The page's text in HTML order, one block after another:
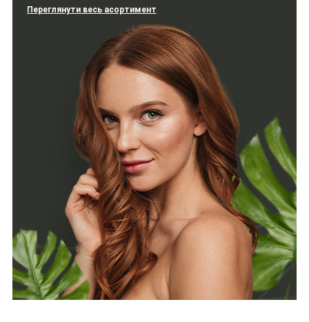
Переглянути весь асортимент